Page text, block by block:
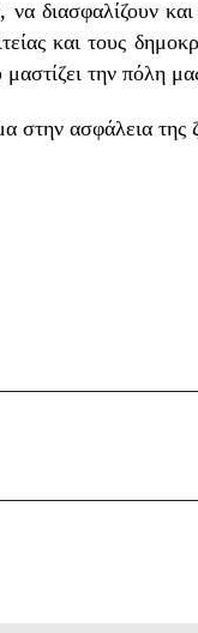
διασφαλίζουν
και τους
την πόλη
στην ασφάλεια